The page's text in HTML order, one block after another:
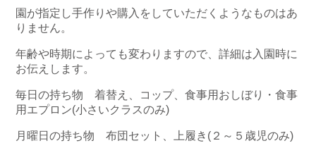
園が指定し手作りや購入をしていただくようなものはあ
りません。
年齢や時期によっても変わりますので、詳細は入園時に
お伝えします。
毎日の持ち物 着替え、コップ、食事用おしぼり・食事
用エプロン(小さいクラスのみ)
月曜日の持ち物 布団セット、上履き(２～５歳児のみ)